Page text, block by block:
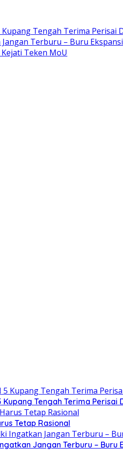
Kupang Tengah Terima
Terburu – Buru
Teken MoU
Kupang Tengah Terima
Tetap Rasional
Jangan Terburu –